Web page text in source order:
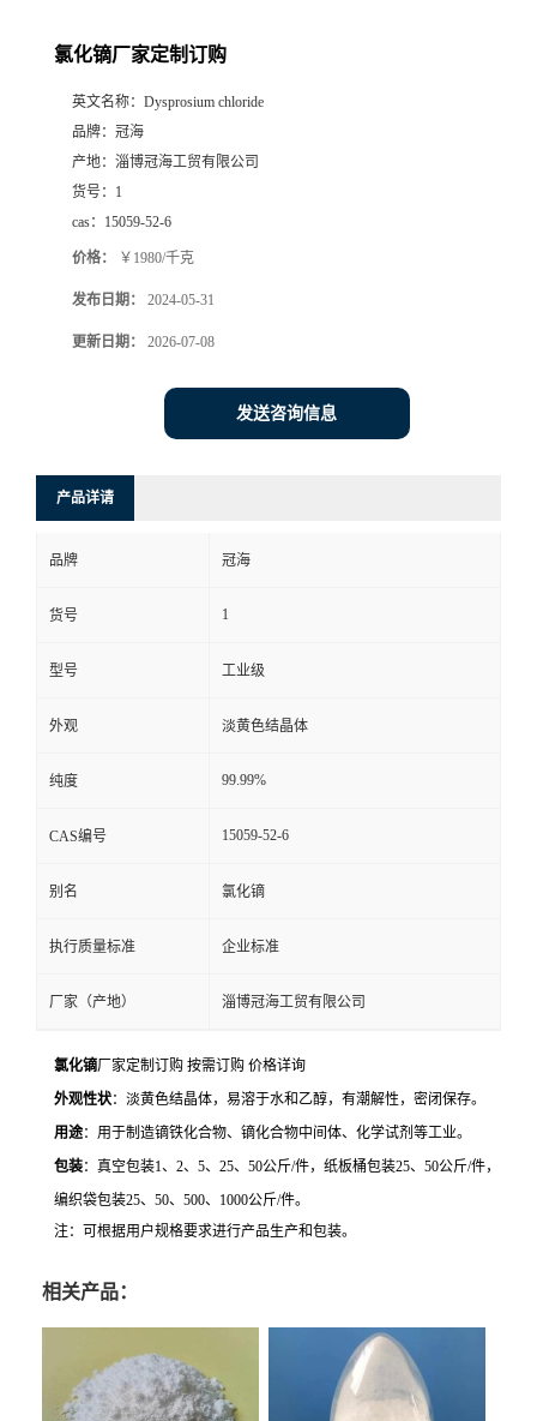
氯化镝厂家定制订购
英文名称： Dysprosium chloride
品牌： 冠海
产地： 淄博冠海工贸有限公司
货号： 1
cas： 15059-52-6
价格： ￥1980/千克
发布日期： 2024-05-31
更新日期： 2026-07-08
发送咨询信息
产品详请
品牌 冠海
货号 1
型号 工业级
外观 淡黄色结晶体
纯度 99.99%
CAS编号 15059-52-6
别名 氯化镝
执行质量标准 企业标准
厂家（产地） 淄博冠海工贸有限公司
氯化镝厂家定制订购 按需订购 价格详询
外观性状：淡黄色结晶体，易溶于水和乙醇，有潮解性，密闭保存。
用途：用于制造镝铁化合物、镝化合物中间体、化学试剂等工业。
包装：真空包装1、 2、 5、 25、 50公斤/件，纸板桶包装25、 50公斤/件，
编织袋包装25、 50、 500、 1000公斤/件。
注：可根据用户规格要求进行产品生产和包装。
相关产品：